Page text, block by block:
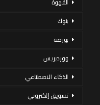
بنوك
بورصة
ووردبريس
الذكاء الاصطناعي
تسويق إلكتروني